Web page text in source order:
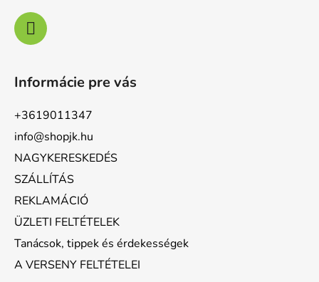
Informácie pre vás
+3619011347
info@shopjk.hu
NAGYKERESKEDÉS
SZÁLLÍTÁS
REKLAMÁCIÓ
ÜZLETI FELTÉTELEK
Tanácsok, tippek és érdekességek
A VERSENY FELTÉTELEI